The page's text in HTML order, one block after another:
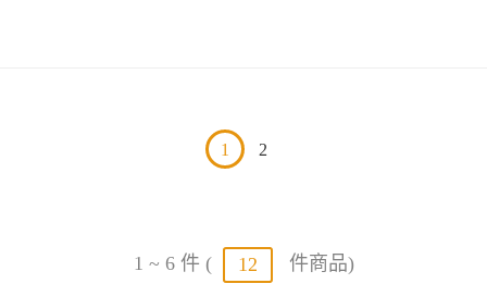
1 2
1 ~ 6 件 ( 12 件商品)